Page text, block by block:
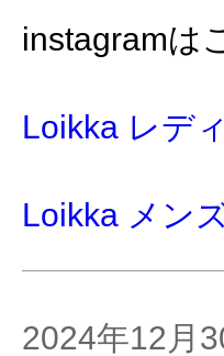
instagramは
Loikka レデ
Loikka メン
2024年12月